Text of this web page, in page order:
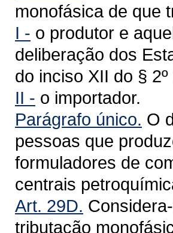
monofásica de que
I - o produtor e
deliberação dos
do inciso XII do §
II - o importador.
Parágrafo único. O
pessoas que
formuladores de
centrais
Art. 29D.
tributação